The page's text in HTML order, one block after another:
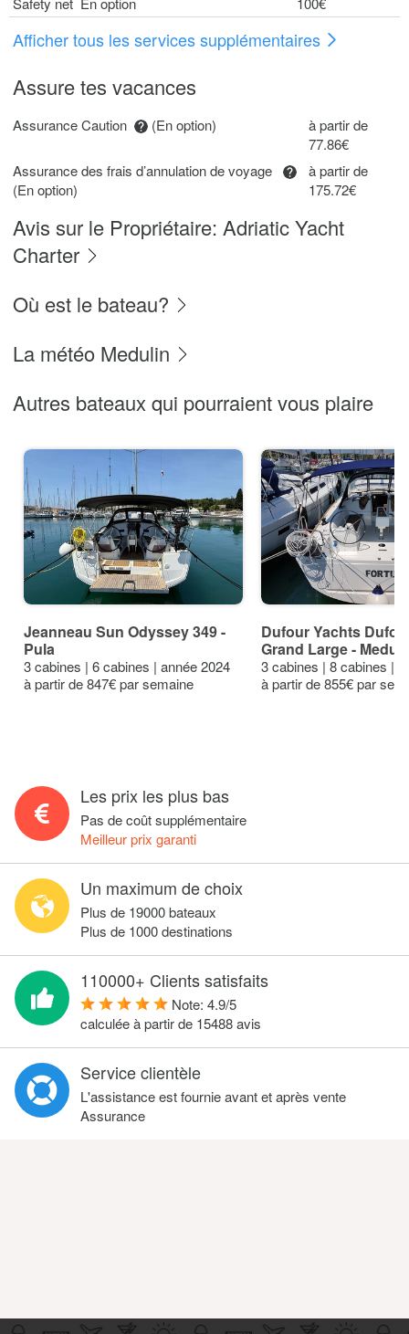
Afficher tous les services supplémentaires
Assure tes vacances
Assurance Caution (En option)
à partir de
77.86€
Assurance des frais d’annulation de voyage
(En option)
à partir de
175.72€
Avis sur le Propriétaire: Adriatic Yacht
Charter
Où est le bateau?
La météo Medulin
Autres bateaux qui pourraient vous plaire
Jeanneau Sun Odyssey 349 -
Pula
3 cabines | 6 cabines | année 2024
à partir de 847€ par semaine
Dufour Yachts
Grand Large -
3 cabines | 8 cabines |
à partir de 855€ par
Les prix les plus bas
Pas de coût supplémentaire
Meilleur prix garanti
Un maximum de choix
Plus de 19000 bateaux
Plus de 1000 destinations
110000+ Clients satisfaits
Note: 4.9/5
calculée à partir de 15488avis
Service clientèle
L'assistance est fournie avant et après vente
Assurance